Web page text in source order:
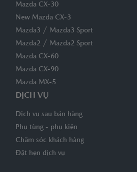
Mazda CX-30
New Mazda CX-3
Mazda3 / Mazda3 Sport
Mazda2 / Mazda2 Sport
Mazda CX-60
Mazda CX-90
Mazda MX-5
DỊCH VỤ
Dịch vụ sau bán hàng
Phụ tùng - phụ kiện
Chăm sóc khách hàng
Đặt hẹn dịch vụ